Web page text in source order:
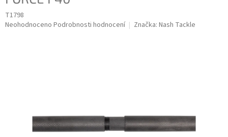
T1798
Průměrné
Neohodnoceno Podrobnosti hodnocení Značka: Nash Tackle